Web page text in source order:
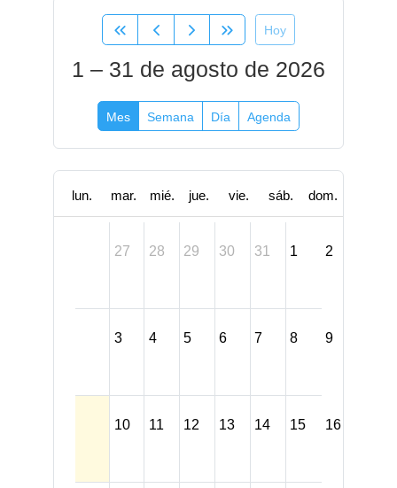
Hoy
1 – 31 de agosto de 2026
Mes Semana Día Agenda
lun. mar. mié. jue. vie. sáb. dom.
27 28 29 30 31 1 2
3 4 5 6 7 8 9
10 11 12 13 14 15 16